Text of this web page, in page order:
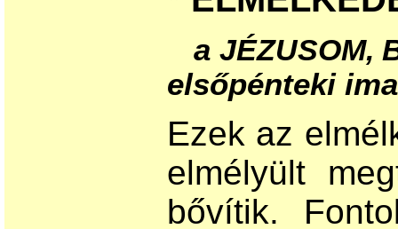
a JÉZUSOM,
elsőpénteki
Ezek az
elmélyült
bővítik.